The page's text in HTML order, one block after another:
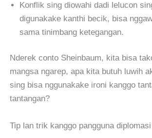
Konflik sing diowahi dadi lelucon
digunakake kanthi becik, bisa
sama tinimbang ketegangan.
Nderek conto Sheinbaum, kita bisa
mangsa ngarep, apa kita butuh luwih
sing bisa nggunakake ironi kanggo
tantangan?
Tip lan trik kanggo pangguna